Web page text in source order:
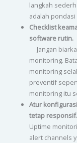
langkah
adalah pondasi
Checklist
software rutin.
Jangan
monitoring.
monitoring
preventif
monitoring itu
Atur
tetap responsif.
Uptime
alert channels